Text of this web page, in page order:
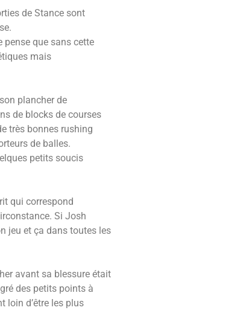
de Stance sont
pense que sans cette
mais
plancher de
de blocks de courses
très bonnes rushing
de balles.
petits soucis
qui correspond
Si Josh
jeu et ça dans toutes les
avant sa blessure était
des petits points à
loin d’être les plus